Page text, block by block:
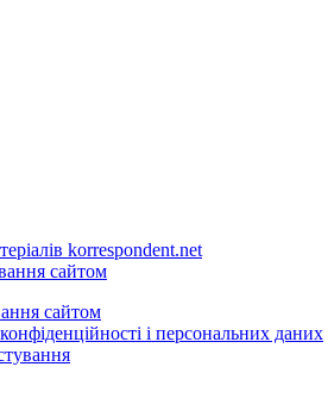
korrespondent.net
сайтом
сайтом
і персональних даних